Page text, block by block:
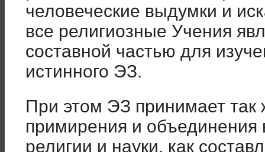
человеческие выдумки и
все религиозные Учения
составной частью для
истинного ЭЗ.
При этом ЭЗ принимает
примирения и объединения
религии и науки, как